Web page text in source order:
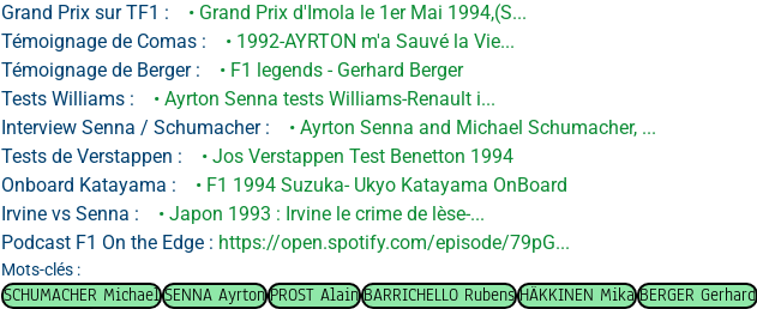
Grand Prix sur TF1 :
• Grand Prix d'Imola le 1er Mai 1994,(S...
Témoignage de Comas :
• 1992-AYRTON m'a Sauvé la Vie...
Témoignage de Berger :
• F1 legends - Gerhard Berger
Tests Williams :
• Ayrton Senna tests Williams-Renault i...
Interview Senna / Schumacher :
• Ayrton Senna and Michael Schumacher, ...
Tests de Verstappen :
• Jos Verstappen Test Benetton 1994
Onboard Katayama :
• F1 1994 Suzuka- Ukyo Katayama OnBoard
Irvine vs Senna :
• Japon 1993 : Irvine le crime de lèse-...
Podcast F1 On the Edge : https://open.spotify.com/episode/79pG...
Mots-clés :
SCHUMACHER Michael SENNA Ayrton PROST Alain BARRICHELLO Rubens HÄKKINEN Mika BERGER Gerhard